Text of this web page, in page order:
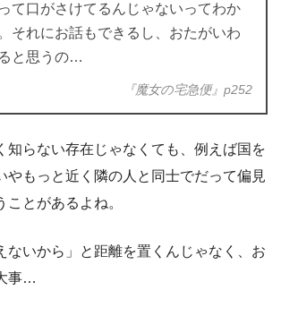
て口がさけてるんじゃないってわか
それにお話もできるし、おたがいわ
と思うの…
『魔女の宅急便』p252
知らない存在じゃなくても、例えば国を
やもっと近く隣の人と同士でだって偏見
ことがあるよね。
ないから」と距離を置くんじゃなく、お
事…